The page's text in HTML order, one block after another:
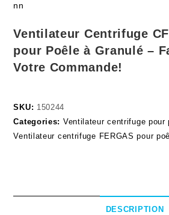
nn
Ventilateur Centrifuge
pour Poêle à Granulé –
Votre Commande!
SKU: 150244
Categories: Ventilateur centrifuge pour
Ventilateur centrifuge FERGAS pour
DESCRIPTION